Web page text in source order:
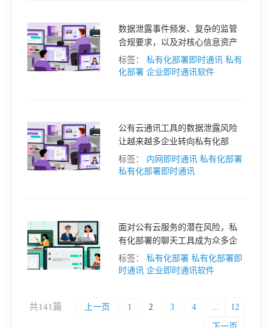
数据泄露事件频发、复杂的监管
合规要求，以及对核心信息资产
自主权的渴望，共同催生了一个
明确的需求：构建一道由企业自
标签： 私有化部署即时通讯 私有
化部署 企业即时通讯软件
公有云通讯工具的数据泄露风险
让越来越多企业转向私有化部
署，将通讯系统完全架设在企业
内部服务器上，实现数据自主掌
标签： 内网即时通讯 私有化部署
私有化部署即时通讯
面对公有云服务的潜在风险，私
有化部署的聊天工具成为众多企
业的“刚需”。但如何避开“部署复
杂、体验割裂、运维成本高”的深
标签： 私有化部署 私有化部署即
时通讯 企业即时通讯软件
共141篇 上一页 1 2 3 4 ... 12